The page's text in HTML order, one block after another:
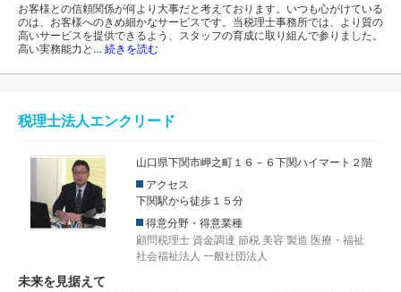
お客様との信頼関係が何より大事だと考えております。いつも心がけている
のは、お客様へのきめ細かなサービスです。当税理士事務所では、より質の
高いサービスを提供できるよう、スタッフの育成に取り組んで参りました。
高い実務能力と… 続きを読む
税理士法人エンクリード
山口県下関市岬之町１６－６下関ハイマート２階
アクセス
下関駅から徒歩１５分
得意分野・得意業種
顧問税理士 資金調達 節税 美容 製造 医療・福祉
社会福祉法人 一般社団法人
未来を見据えて